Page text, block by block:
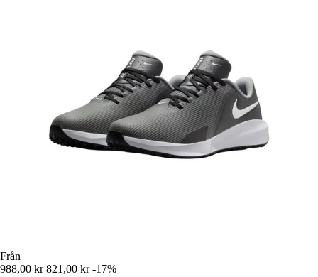
Från
988,00 kr 821,00 kr -17%